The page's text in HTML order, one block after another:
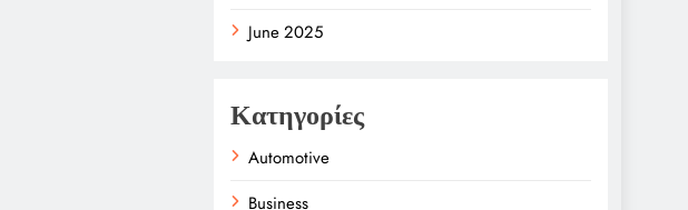
June 2025
Κατηγορίες
Automotive
Business